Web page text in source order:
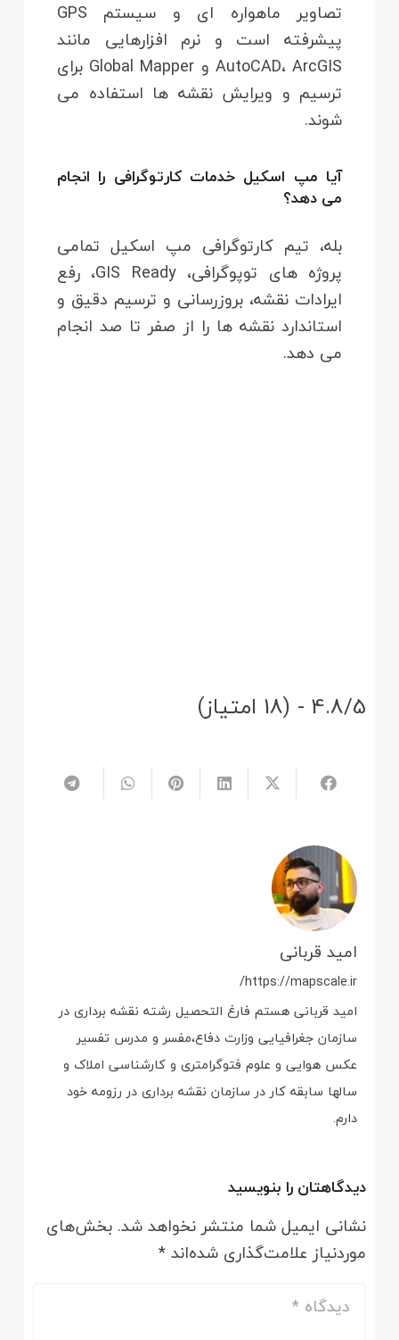
تصاویر ماهواره ای و سیستم GPS
پیشرفته است و نرم افزارهایی مانند
AutoCAD، ArcGIS و Global Mapper برای
ترسیم و ویرایش نقشه ها استفاده می
شوند.
آیا مپ اسکیل خدمات کارتوگرافی را انجام
می دهد؟
بله، تیم کارتوگرافی مپ اسکیل تمامی
پروژه های توپوگرافی، GIS Ready، رفع
ایرادات نقشه، بروزرسانی و ترسیم دقیق و
استاندارد نقشه ها را از صفر تا صد انجام
می دهد.
4.8/5 - (18 امتیاز)
امید قربانی
https://mapscale.ir/
امید قربانی هستم فارغ التحصیل رشته نقشه برداری در
سازمان جغرافیایی وزارت دفاع،مفسر و مدرس تفسیر
عکس هوایی و علوم فتوگرامتری و کارشناسی املاک و
سالها سابقه کار در سازمان نقشه برداری در رزومه خود
دارم.
دیدگاهتان را بنویسید
نشانی ایمیل شما منتشر نخواهد شد. بخش‌های
موردنیاز علامت‌گذاری شده‌اند*